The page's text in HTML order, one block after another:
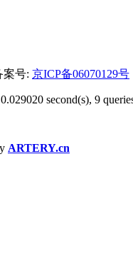
案号: 京ICP备06070129号
second(s), 9
ARTERY.cn